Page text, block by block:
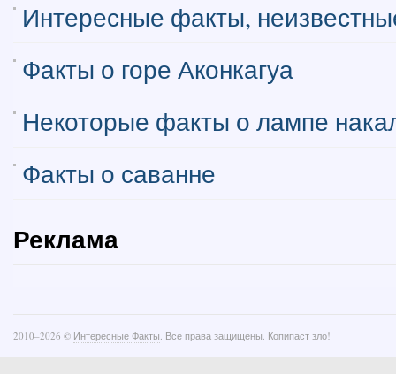
Интересные факты,
Факты о горе Аконкагуа
Некоторые факты о лампе
Факты о саванне
Реклама
2010–2026 © Интересные Факты. Все права защищены. Копипаст зло!